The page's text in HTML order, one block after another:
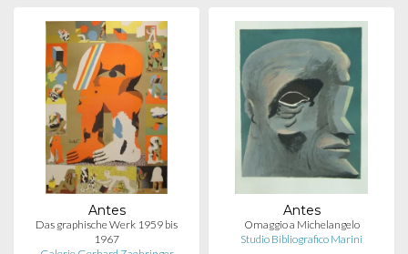
Antes
Das graphische Werk 1959 bis
1967
Antes
Omaggio a Michelangelo
Studio Bibliografico Marini